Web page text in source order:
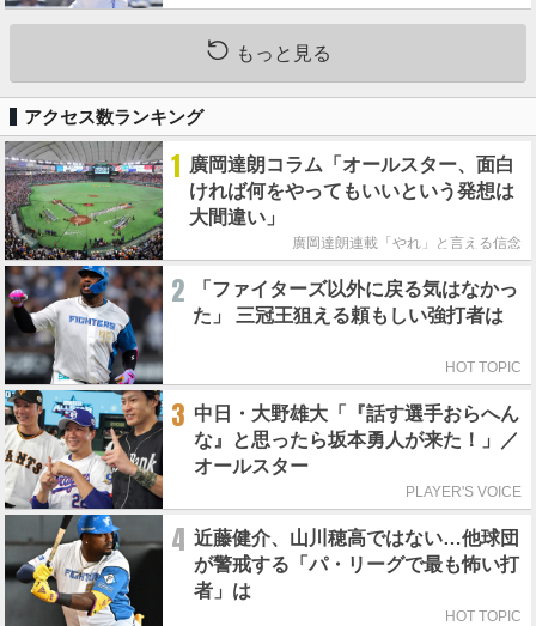
もっと見る
アクセス数ランキング
1 廣岡達朗コラム「オールスター、面白
ければ何をやってもいいという発想は
大間違い」
廣岡達朗連載「やれ」と言える信念
2
「ファイターズ以外に戻る気はなかっ
た」 三冠王狙える頼もしい強打者は
HOT TOPIC
3 中日・大野雄大「『話す選手おらへん
な』と思ったら坂本勇人が来た！」／
オールスター
PLAYER'S VOICE
4 近藤健介、山川穂高ではない…他球団
が警戒する「パ・リーグで最も怖い打
者」は
HOT TOPIC